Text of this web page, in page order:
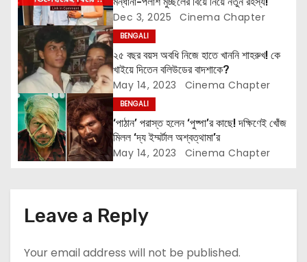
a
t
i
o
n
Dec 3, 2025 Cinema Chapter
BENGALI
২৫ বছর বয়স অবধি নিজে হাতে খাননি শাহরুখ! কে
খাইয়ে দিতেন বলিউডের বাদশাকে?
May 14, 2023 Cinema Chapter
BENGALI
‘পাঠান’ পরাস্ত হলেন ‘পুষ্পা’র কাছে! দক্ষিণেই খোঁজ
মিলল ‘দ্য ইম্মর্টাল অশ্বত্থামা’র
May 14, 2023 Cinema Chapter
Leave a Reply
Your email address will not be published.